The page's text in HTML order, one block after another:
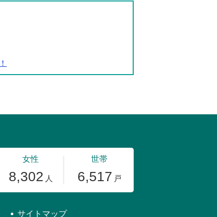
サイトマップ